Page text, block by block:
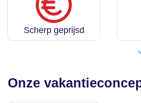
Scherp geprijsd
Onze